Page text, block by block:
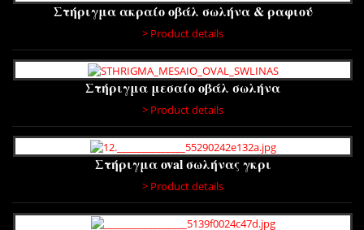
Στήριγμα ακραίο οβάλ σωλήνα & ραφιού
> Product details
Στήριγμα μεσαίο οβάλ σωλήνα
> Product details
Στήριγμα oval σωλήνας γκρι
> Product details